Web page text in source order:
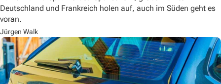
Deutschland und Frankreich holen auf, auch im Süden geht es
voran.
Jürgen Walk